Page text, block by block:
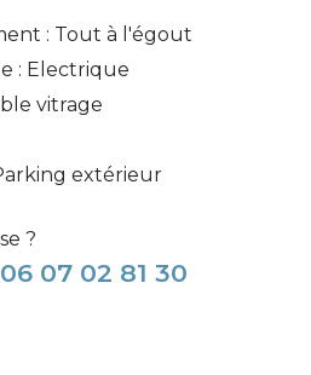
: Tout à l'égout
: Electrique
vitrage
extérieur
?
06 07 02 81 30